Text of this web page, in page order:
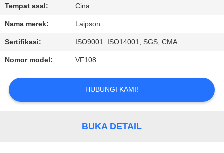
HUBUNGI
KAMI
BERITA
PERMINTAAN
PENAWARAN
Tempat asal: Cina
Nama merek: Laipson
Sertifikasi: ISO9001: ISO14001, SGS, CMA
Nomor model: VF108
HUBUNGI KAMI!
BUKA DETAIL